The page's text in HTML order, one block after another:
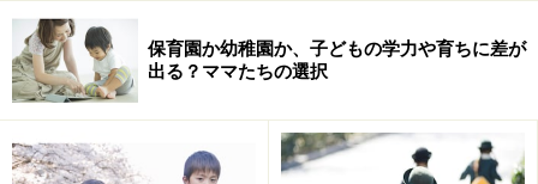
保育園か幼稚園か、子どもの学力や育ちに差が
出る？ママたちの選択